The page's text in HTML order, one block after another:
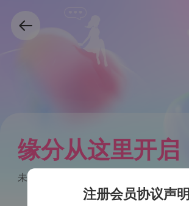
缘分从这里开启
未注册手机号验证后自动注册
注册会员协议声明